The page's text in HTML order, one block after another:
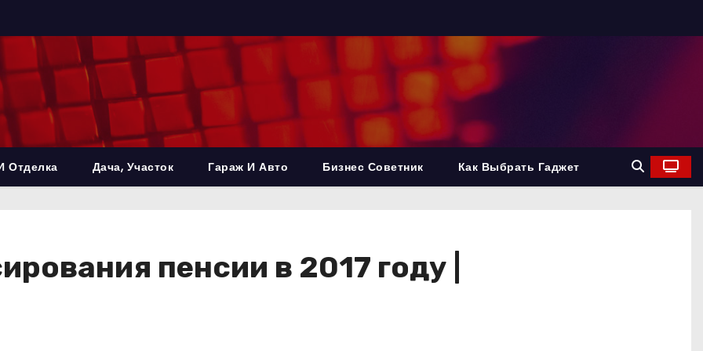
Отделка Дача, Участок Гараж И Авто Бизнес Советник Как Выбрать Гаджет
пенсии в 2017 году |